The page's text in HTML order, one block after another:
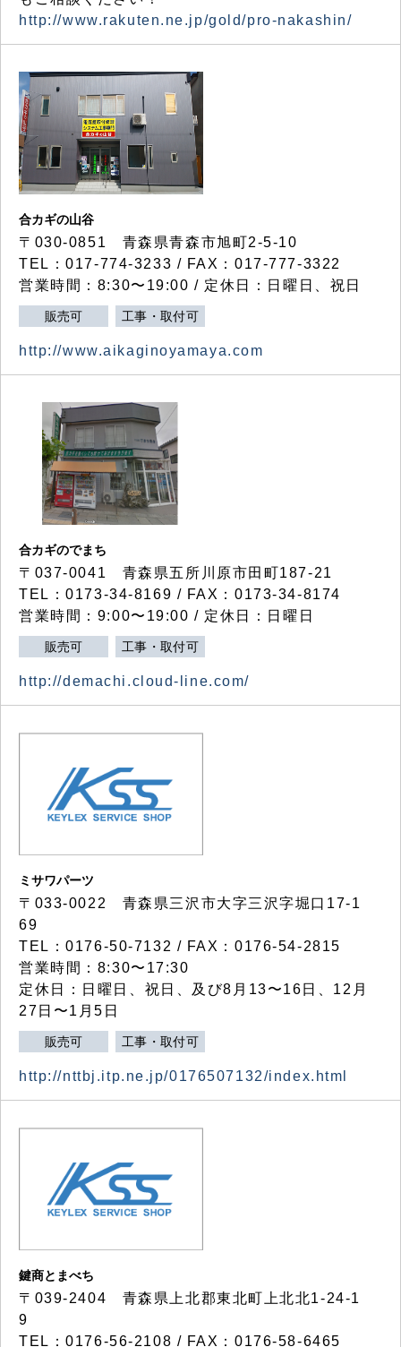
http://www.rakuten.ne.jp/gold/pro-nakashin/
合カギの山谷
〒030-0851 青森県青森市旭町2-5-10
TEL：017-774-3233 / FAX：017-777-3322
営業時間：8:30〜19:00 / 定休日：日曜日、祝日
販売可 工事・取付可
http://www.aikaginoyamaya.com
合カギのでまち
〒037-0041 青森県五所川原市田町187-21
TEL：0173-34-8169 / FAX：0173-34-8174
営業時間：9:00〜19:00 / 定休日：日曜日
販売可 工事・取付可
http://demachi.cloud-line.com/
ミサワパーツ
〒033-0022 青森県三沢市大字三沢字堀口17-1
69
TEL：0176-50-7132 / FAX：0176-54-2815
営業時間：8:30〜17:30
定休日：日曜日、祝日、及び8月13〜16日、12月
27日〜1月5日
販売可 工事・取付可
http://nttbj.itp.ne.jp/0176507132/index.html
鍵商とまべち
〒039-2404 青森県上北郡東北町上北北1-24-1
9
TEL：0176-56-2108 / FAX：0176-58-6465